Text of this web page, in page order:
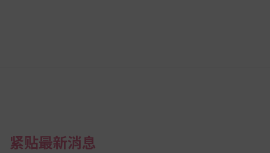
紧贴最新消息